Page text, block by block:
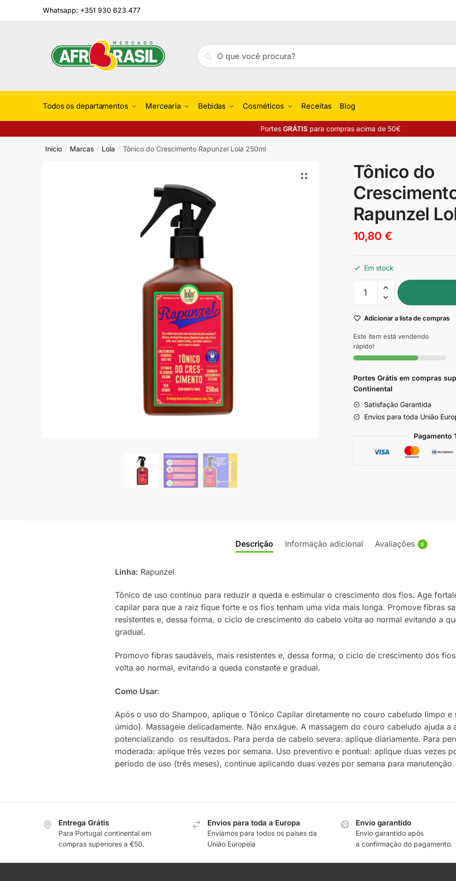
Whatsapp: +351 930 623 477
Pesquisar
por:
Pesquisa
Todos os departamentos Mercearia Bebidas Cosméticos Receitas Blog
Portes GRÁTISpara compras acima de 50€
Início / Marcas / Lola / Tônico do Crescimento Rapunzel Lola 250ml
🔍
Tônico do
Rapunzel
10,80 €
Em stock
Quantidade
do
Crescimento
Rapunzel
Lola
Adicionar a lista de compras
Este item está vendendo
rápido!
Portes Grátis em compras
Continental
Satisfação Garantida
Envios para toda União
Pagamento
Descrição Informação adicional Avaliações 0
Linha: Rapunzel
Tônico de uso contínuo para reduzir a queda e estimular o crescimento dos fios. Age
capilar para que a raiz fique forte e os fios tenham uma vida mais longa. Promove fibras
resistentes e, dessa forma, o ciclo de crescimento do cabelo volta ao normal evitando a
gradual.
Promovo fibras saudáveis, mais resistentes e, dessa forma, o ciclo de crescimento dos
volta ao normal, evitando a queda constante e gradual.
Como Usar:
Após o uso do Shampoo, aplique o Tônico Capilar diretamente no couro cabeludo limpo e
úmido). Massageie delicadamente. Não enxágue. A massagem do couro cabeludo ajuda
potencializando os resultados. Para perda de cabelo severa: aplique diariamente. Para
moderada: aplique três vezes por semana. Uso preventivo e pontual: aplique duas vezes
período de uso (três meses), continue aplicando duas vezes por semana para manutenção.
Entrega Grátis
Para Portugal continental em
compras superiores a €50.
Envios para toda a Europa
Enviamos para todos os países da
União Europeia
Envio garantido
Envio garantido após
a confirmação do pagamento.